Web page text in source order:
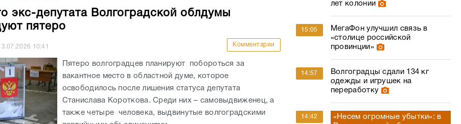
вакантное место в областной думе, которое
освободилось после лишения статуса депутата
также четыре человека, выдвинутые волгоградскими
партийными объединениями...
из Волгограда подался в депутаты областной
Волгоградцы сдали 134 кг
одежды и игрушек на
переработку
«Несем огромные убытки»: в
Волгоградской области
массово распродают ПВЗ
Wildberries
Волгоградцы продолжают
жаловаться на сбой интернет-